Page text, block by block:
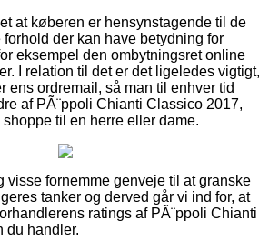
at køberen er hensynstagende til de
der kan have betydning for
eksempel den ombytningsret online
I relation til det er det ligeledes vigtigt,
ens ordremail, så man til enhver tid
af PÃ¨ppoli Chianti Classico 2017,
til en herre eller dame.
visse fornemme genveje til at granske
tanker og derved går vi ind for, at
ratings af PÃ¨ppoli Chianti
du handler.